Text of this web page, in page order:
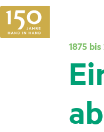
1875